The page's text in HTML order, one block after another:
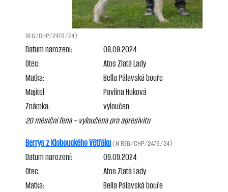
REG/CHP/2478/24)
Datum narození:
09.09.2024
Otec:
Atos Zlatá Lady
Matka:
Bella Pálavská bouře
Majitel:
Pavlína Huková
Známka:
vyloučen
20 měsíční fena – vyloučena pro agresivitu
Berrys z Klobouckého Větřáku (N REG/CHP/2479/24)
Datum narození:
09.09.2024
Otec:
Atos Zlatá Lady
Matka:
Bella Pálavská bouře